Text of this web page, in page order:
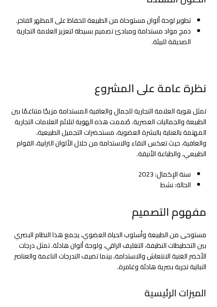
تطوير لوحة ألوان مستوحاة من الطبيعة للحفاظ على المظهر الفاخر.
دمج مواد مستدامة ومبادئ تصميم بسيطة لتعزيز العلامة التجارية
الصديقة للبيئة.
نظرة عامة على المشروع
تمثل هوية العلامة التجارية للجمال والعافية المستدامة مزيجًا متناغمًا بين
الطبيعة والجماليات العصرية. صُممت هذه الهوية لتلائم العلامات التجارية
المهتمة بالعناية بالبشرة العضوية، مستحضرات التجميل الطبيعية،
والعافية، حيث تعكس النقاء والاستدامة من خلال الألوان الترابية، القوام
الطبيعي، والطباعة الأنيقة.
سنة الإكمال: 2023
الحالة: نشط
مفهوم التصميم
مستوحى من الطبيعة وأسلوب الحياة العضوي، يجمع هذا النظام البصري
بين التخطيطات النظيفة، التغليف الراقي، ولوحة ألوان هادئة. تمثل درجات
الأخضر الغنية الانتعاش والاستدامة، بينما تضيف التدرجات الناعمة والعناصر
النباتية تجربة بصرية هادئة وغامرة.
الميزات الرئيسية